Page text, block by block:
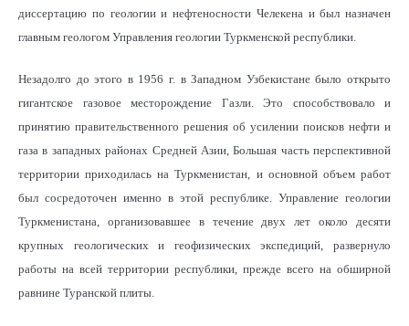
диссертацию по геологии и нефтеносности Челекена и был назначен
главным геологом Управления геологии Туркменской республики.
Незадолго до этого в 1956 г. в Западном Узбекистане было открыто
гигантское газовое месторождение Газли. Это способствовало и
принятию правительственного решения об усилении поисков нефти и
газа в западных районах Средней Азии, Большая часть перспективной
территории приходилась на Туркменистан, и основной объем работ
был сосредоточен именно в этой республике. Управление геологии
Туркменистана, организовавшее в течение двух лет около десяти
крупных геологических и геофизических экспедиций, развернуло
работы на всей территории республики, прежде всего на обширной
равнине Туранской плиты.